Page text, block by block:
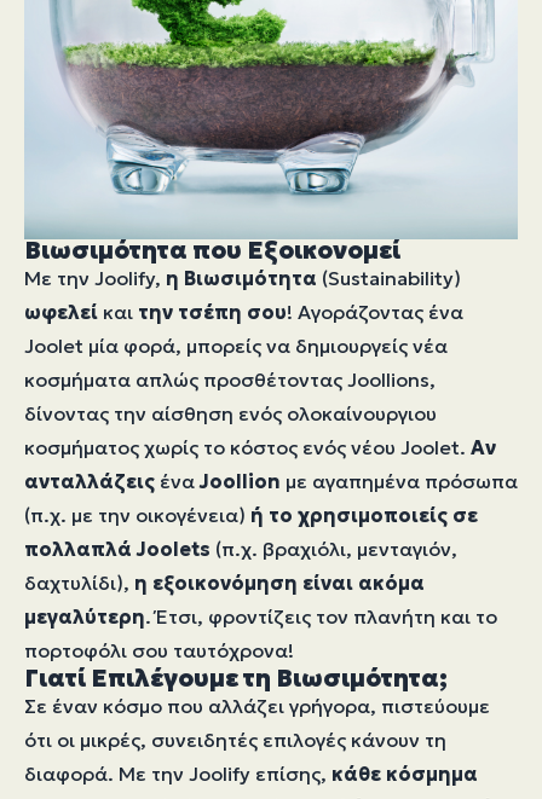
Βιωσιμότητα που Εξοικονομεί
Με την Joolify, η Βιωσιμότητα (Sustainability)
ωφελεί και την τσέπη σου! Αγοράζοντας ένα
Joolet μία φορά, μπορείς να δημιουργείς νέα
κοσμήματα απλώς προσθέτοντας Joollions,
δίνοντας την αίσθηση ενός ολοκαίνουργιου
κοσμήματος χωρίς το κόστος ενός νέου Joolet. Αν
ανταλλάζεις έναJoollion με αγαπημένα πρόσωπα
(π.χ. με την οικογένεια) ή το χρησιμοποιείς σε
πολλαπλά Joolets (π.χ. βραχιόλι, μενταγιόν,
δαχτυλίδι), η εξοικονόμηση είναι ακόμα
μεγαλύτερη. Έτσι, φροντίζεις τον πλανήτη και το
πορτοφόλι σου ταυτόχρονα!
Γιατί Επιλέγουμε τη Βιωσιμότητα;
Σε έναν κόσμο που αλλάζει γρήγορα, πιστεύουμε
ότι οι μικρές, συνειδητές επιλογές κάνουν τη
διαφορά. Με την Joolify επίσης, κάθε κόσμημα